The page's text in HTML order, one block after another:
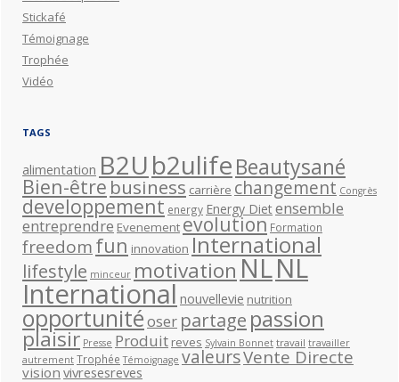
Stickafé
Témoignage
Trophée
Vidéo
TAGS
alimentation B2Ub2ulifeBeautysané
Bien-êtrebusiness carrière changement Congrès
developpement energy Energy Dietensemble
entreprendre Evenement evolution Formation
freedomfun innovation International
lifestyle minceur motivationNLNL
Internationalnouvellevie nutrition
opportunitéoser partage passion
plaisir Presse Produit reves Sylvain Bonnet travail travailler
autrement Trophée Témoignage valeursVente Directe
vision vivresesreves